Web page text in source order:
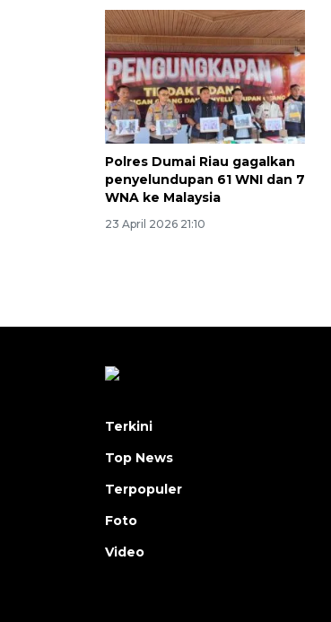
Polres Dumai Riau gagalkan
penyelundupan 61 WNI dan 7
WNA ke Malaysia
23 April 2026 21:10
Terkini
Top News
Terpopuler
Foto
Video